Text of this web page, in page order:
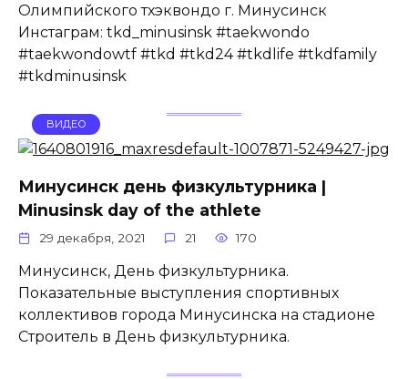
Олимпийского тхэквондо г. Минусинск
Инстаграм: tkd_minusinsk #taekwondo
#taekwondowtf #tkd #tkd24 #tkdlife #tkdfamily
#tkdminusinsk
ВИДЕО
Минусинск день физкультурника |
Minusinsk day of the athlete
29 декабря, 2021 21 170
Минусинск, День физкультурника.
Показательные выступления спортивных
коллективов города Минусинска на стадионе
Строитель в День физкультурника.